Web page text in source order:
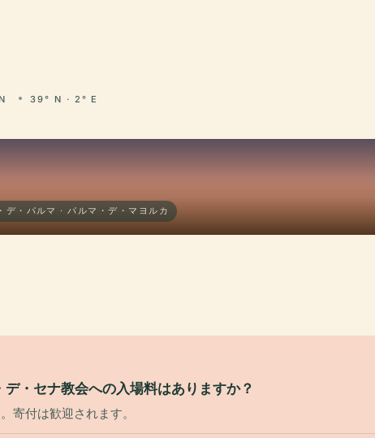
39° N · 2° E
デ・パルマ · パルマ・デ・マヨルカ
・セナ教会への入場料はありますか？
寄付は歓迎されます。